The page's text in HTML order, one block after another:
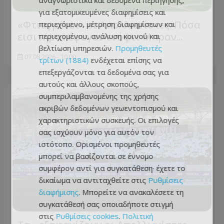
«Φτιαγμένοι» οι Απολλωνίστες: Πόσα
εισιτήρια έφυγαν ενόψει Μπραν...
07.08.2026 - 10:00
για εξατομικευμένες διαφημίσεις και
περιεχόμενο, μέτρηση διαφημίσεων και
περιεχομένου, ανάλυση κοινού και
βελτίωση υπηρεσιών. Προμηθευτές
τρίτων (1884) ενδέχεται επίσης να
επεξεργάζονται τα δεδομένα σας για
αυτούς και άλλους σκοπούς,
συμπεριλαμβανομένης της χρήσης
ακριβών δεδομένων γεωεντοπισμού και
χαρακτηριστικών συσκευής. Οι επιλογές
σας ισχύουν μόνο για αυτόν τον
ιστότοπο. Ορισμένοι προμηθευτές
μπορεί να βασίζονται σε έννομο
συμφέρον αντί για συγκατάθεση· έχετε το
δικαίωμα να αντιταχθείτε στις Ρυθμίσεις
διαφήμισης. Μπορείτε να ανακαλέσετε τη
συγκατάθεσή σας οποιαδήποτε στιγμή
στις Ρυθμίσεις cookies. Πολιτική